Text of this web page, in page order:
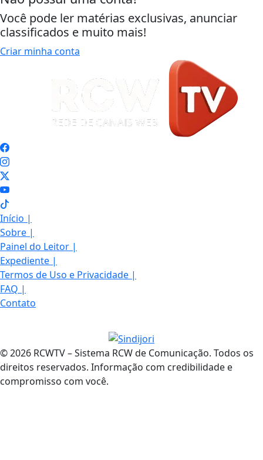
Você pode ler matérias exclusivas, anunciar
classificados e muito mais!
Criar minha conta
Início |
Sobre |
Painel do Leitor |
Expediente |
Termos de Uso e Privacidade |
FAQ |
Contato
© 2026 RCWTV – Sistema RCW de Comunicação. Todos os
direitos reservados. Informação com credibilidade e
compromisso com você.